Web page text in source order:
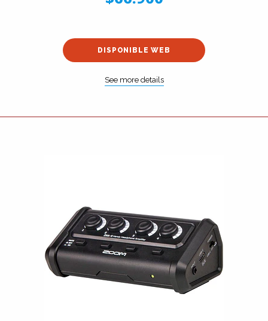
DISPONIBLE WEB
See more details